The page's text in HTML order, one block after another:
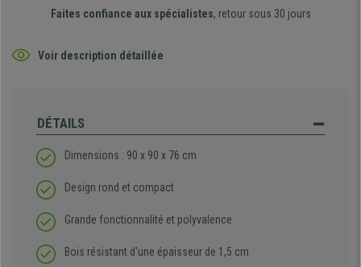
Faites confiance aux spécialistes, retour sous 30 jours
Voir description détaillée
DÉTAILS
Dimensions : 90 x 90 x 76 cm
Design rond et compact
Grande fonctionnalité et polyvalence
Bois résistant d'une épaisseur de 1,5 cm